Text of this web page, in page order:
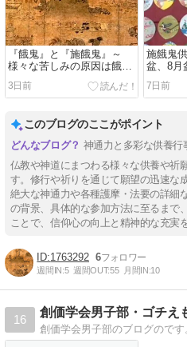
『餓鬼』と『施餓鬼』～
様々な苦しみの原因は餓鬼
界にある
3日前
施餓鬼
盆、8月
7日前
このブログのここがポイント
神通力と多彩な供養行
仏教や神道にまつわる様々な供養や祈
す。修行や祈りを通じて願望の迅速な
絶大な神通力や各種護摩・法要の詳細
の背景、具体的な参加方法に至るまで
ことで、信仰心の向上と精神的な充実
1763292 6
週間IN:5 週間OUT:55 月間IN:10
16
創価学会男子部・ゴチえ